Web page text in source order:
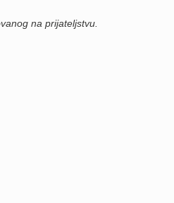
na prijateljstvu.